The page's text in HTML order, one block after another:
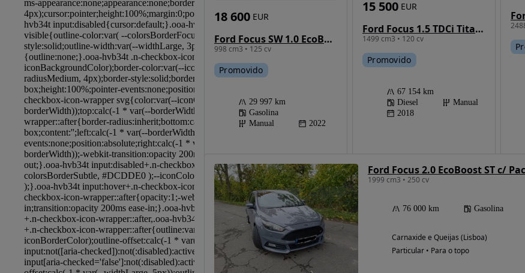
Ford Focus SW 1.0 EcoBoost MHEV ST-Line
998 cm3 • 125 cv
18 600 EUR
Promovido
29 997 km
Gasolina
Manual
2022
Ford Focus 1.5 TDCi Titanium
1499 cm3 • 120 cv
15 500 EUR
Promovido
67 154 km
Diesel
Manual
2018
Ford Focus 2.0 EcoBoost ST c/
1999 cm3 • 250 cv
76 000 km Gasolina
Carnaxide e Queijas (Lisboa)
Particular • Para o topo